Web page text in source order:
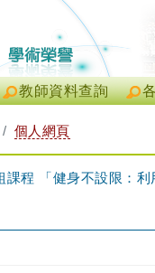
教師資料查詢
個人網頁
程 「健身不設限：